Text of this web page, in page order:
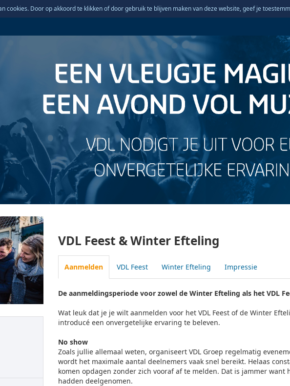
cookies. Door op akkoord te klikken of door gebruik te blijven maken van deze website, geef je
VDL Feest & Winter Efteling
Aanmelden VDL Feest Winter Efteling Impressie
De aanmeldingsperiode voor zowel de Winter Efteling als het VDL
Wat leuk dat je je wilt aanmelden voor het VDL Feest of de Winter
introducé een onvergetelijke ervaring te beleven.
No show
Zoals jullie allemaal weten, organiseert VDL Groep regelmatig
wordt het maximale aantal deelnemers vaak snel bereikt. Helaas
komen opdagen zonder zich vooraf af te melden. Dat is jammer
hadden deelgenomen.